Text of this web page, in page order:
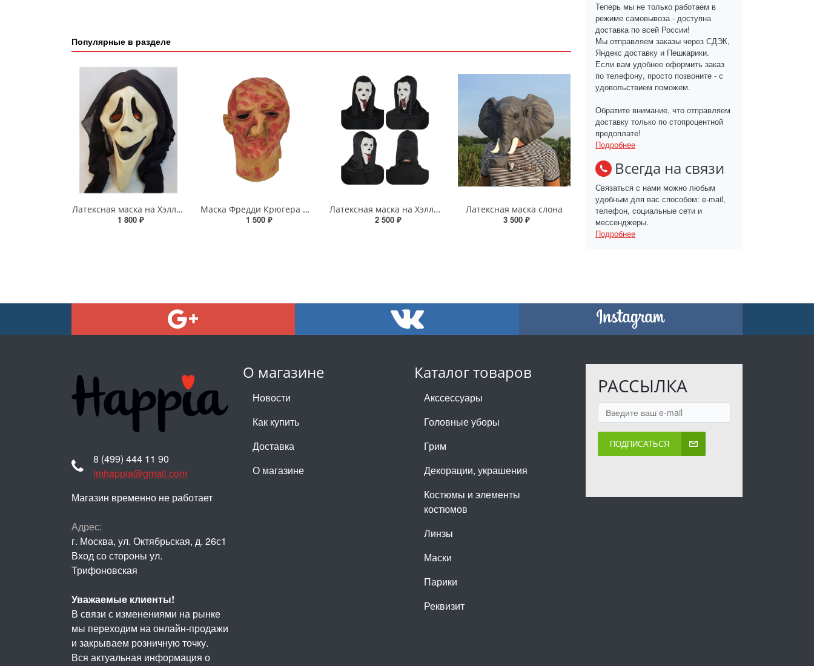
Популярные в разделе
Латексная маска на Хэллоуин - «Крик»
1 800 ₽
Маска Фредди Крюгера на Хэллоуин
1 500 ₽
Латексная маска на Хэллоуин «Крик-наркоман»
2 500 ₽
Латексная маска слона
3 500 ₽
Теперь мы не только работаем в
режиме самовывоза - доступна
доставка по всей России!
Мы отправляем заказы через СДЭК,
Яндекс доставку и Пешкарики.
Если вам удобнее оформить заказ
по телефону, просто позвоните - с
удовольствием поможем.
Обратите внимание, что отправляем
доставку только по стопроцентной
предоплате!
Подробнее
Всегда на связи
Связаться с нами можно любым
удобным для вас способом: e-mail,
телефон, социальные сети и
мессенджеры.
Подробнее
О магазине
Новости
Как купить
Доставка
О магазине
Каталог товаров
Акссессуары
Головные уборы
Грим
Декорации, украшения
Костюмы и элементы
костюмов
Линзы
Маски
Парики
Реквизит
РАССЫЛКА
ПОДПИСАТЬСЯ
8 (499) 444 11 90
imhappia@gmail.com
Магазин временно не работает
Адрес:
г. Москва, ул. Октябрьская, д. 26с1
Вход со стороны ул.
Трифоновская
Уважаемые клиенты!
В связи с изменениями на рынке
мы переходим на онлайн-продажи
и закрываем розничную точку.
Вся актуальная информация о